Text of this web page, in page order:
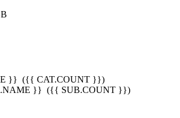
}} ({{ CAT.COUNT }})
}} ({{ SUB.COUNT }})